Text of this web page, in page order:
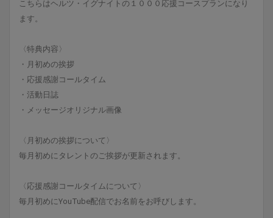
こちらはヘルツ・イグナイトの１０００応援コースプランになり
ます。
〈特典内容〉
・月初めの挨拶
・応援感謝コールタイム
・活動日誌
・メッセージオリジナル画像
〈月初めの挨拶について〉
毎月初めにタレントのご挨拶が更新されます。
〈応援感謝コールタイムについて〉
毎月初めにYouTube配信でお名前をお呼びします。